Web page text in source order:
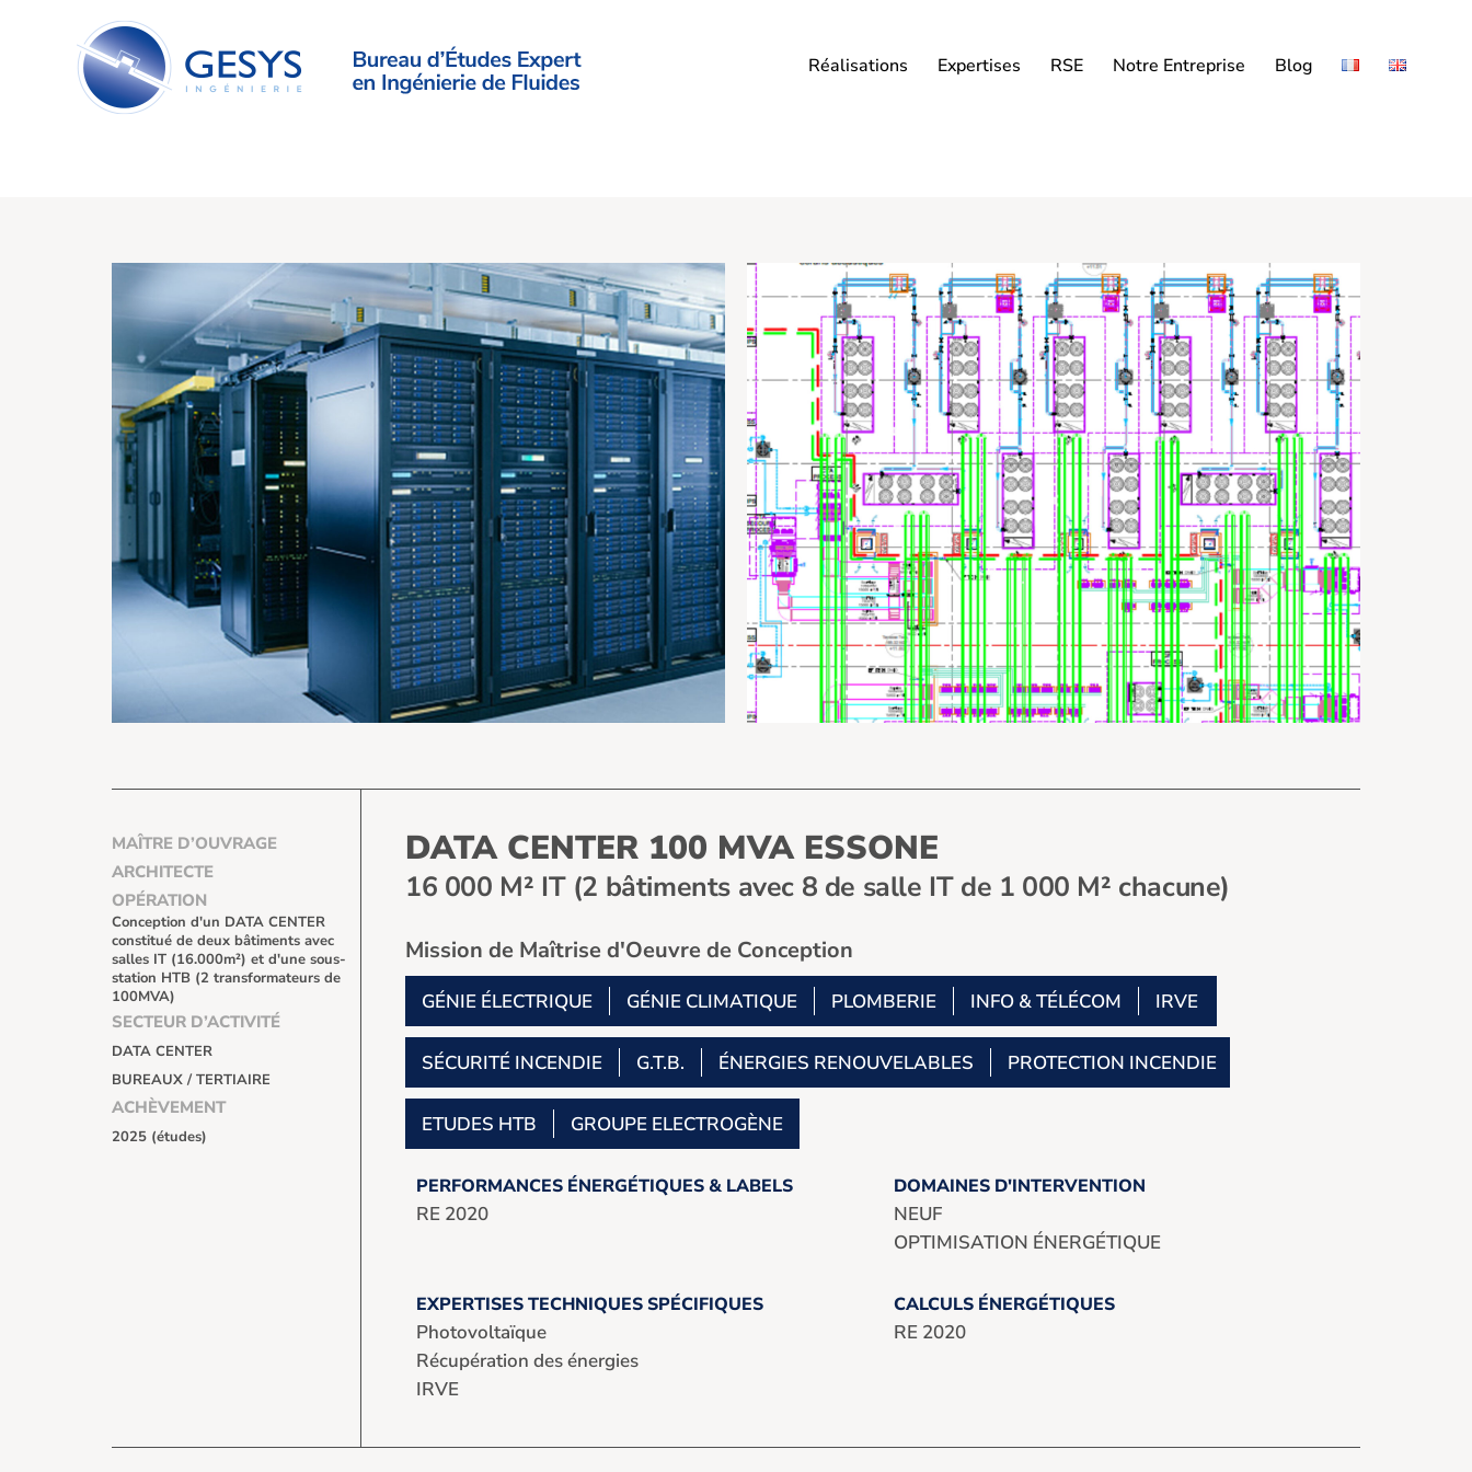
Réalisations Expertises RSE Notre Entreprise Blog
MAÎTRE D’OUVRAGE
ARCHITECTE
OPÉRATION
Conception d'un DATA CENTER
constitué de deux bâtiments avec
salles IT (16.000m²) et d'une sous-
station HTB (2 transformateurs de
100MVA)
SECTEUR D’ACTIVITÉ
DATA CENTER
BUREAUX / TERTIAIRE
ACHÈVEMENT
2025 (études)
DATA CENTER 100 MVA ESSONE
16 000 M² IT (2 bâtiments avec 8 de salle IT de 1 000 M² chacune)
Mission de Maîtrise d'Oeuvre de Conception
GÉNIE ÉLECTRIQUE GÉNIE CLIMATIQUE PLOMBERIE INFO & TÉLÉCOM IRVE
SÉCURITÉ INCENDIE G.T.B. ÉNERGIES RENOUVELABLES PROTECTION INCENDIE
ETUDES HTB GROUPE ELECTROGÈNE
PERFORMANCES ÉNERGÉTIQUES & LABELS
RE 2020
DOMAINES D'INTERVENTION
NEUF
OPTIMISATION ÉNERGÉTIQUE
EXPERTISES TECHNIQUES SPÉCIFIQUES
Photovoltaïque
Récupération des énergies
IRVE
CALCULS ÉNERGÉTIQUES
RE 2020